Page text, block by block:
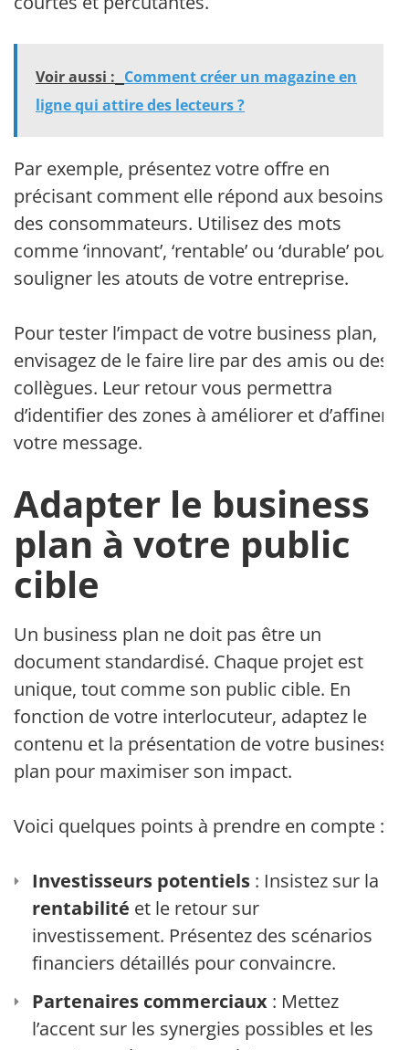
Voir aussi : Comment créer un magazine en
ligne qui attire des lecteurs ?
Par exemple, présentez votre offre en
précisant comment elle répond aux besoins
des consommateurs. Utilisez des mots
comme ‘innovant’, ‘rentable’ ou ‘durable’ pour
souligner les atouts de votre entreprise.
Pour tester l’impact de votre business plan,
envisagez de le faire lire par des amis ou des
collègues. Leur retour vous permettra
d’identifier des zones à améliorer et d’affiner
votre message.
Adapter le business
plan à votre public
cible
Un business plan ne doit pas être un
document standardisé. Chaque projet est
unique, tout comme son public cible. En
fonction de votre interlocuteur, adaptez le
contenu et la présentation de votre business
plan pour maximiser son impact.
Voici quelques points à prendre en compte :
Investisseurs potentiels : Insistez sur la
rentabilité et le retour sur
investissement. Présentez des scénarios
financiers détaillés pour convaincre.
Partenaires commerciaux : Mettez
l’accent sur les synergies possibles et les